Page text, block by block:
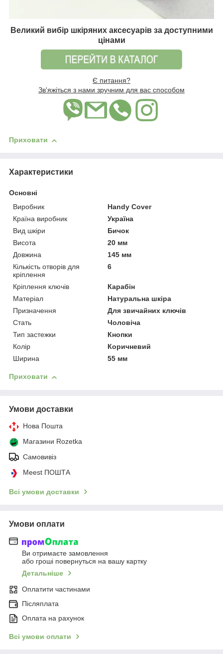
Великий вибір шкіряних аксесуарів за доступними
цінами
Є питання?
Зв'яжіться з нами зручним для вас способом
Приховати
Характеристики
Основні
Виробник
Handy Cover
Країна виробник
Україна
Вид шкіри
Бичок
Висота
20 мм
Довжина
145 мм
Кількість отворів для
кріплення
6
Кріплення ключів
Карабін
Матеріал
Натуральна шкіра
Призначення
Для звичайних ключів
Стать
Чоловіча
Тип застежки
Кнопки
Колір
Коричневий
Ширина
55 мм
Приховати
Умови доставки
Нова Пошта
Магазини Rozetka
Самовивіз
Meest ПОШТА
Всі умови доставки
Умови оплати
Ви отримаєте замовлення
або гроші повернуться на вашу картку
Детальніше
Оплатити частинами
Післяплата
Оплата на рахунок
Всі умови оплати